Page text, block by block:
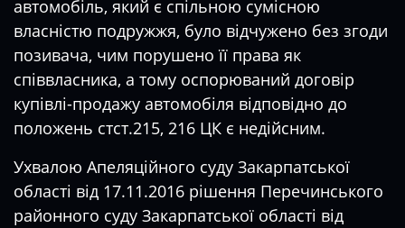
автомобіль, який є спільною сумісною
власністю подружжя, було відчужено без згоди
позивача, чим порушено її права як
співвласника, а тому оспорюваний договір
купівлі-продажу автомобіля відповідно до
положень стст.215, 216 ЦК є недійсним.
Ухвалою Апеляційного суду Закарпатської
області від 17.11.2016 рішення Перечинського
районного суду Закарпатської області від